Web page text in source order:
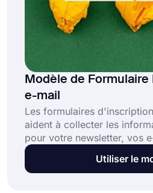
Modèle de Formulaire
e-mail
Les formulaires
aident à collecter les
pour votre newsletter, vos
promotionnels ou vos
formulaires d'inscription, les
Utiliser le